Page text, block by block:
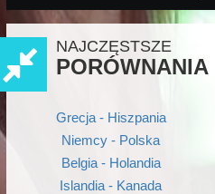
NAJCZĘSTSZE
PORÓWNANIA
Grecja - Hiszpania
Niemcy - Polska
Belgia - Holandia
Islandia - Kanada